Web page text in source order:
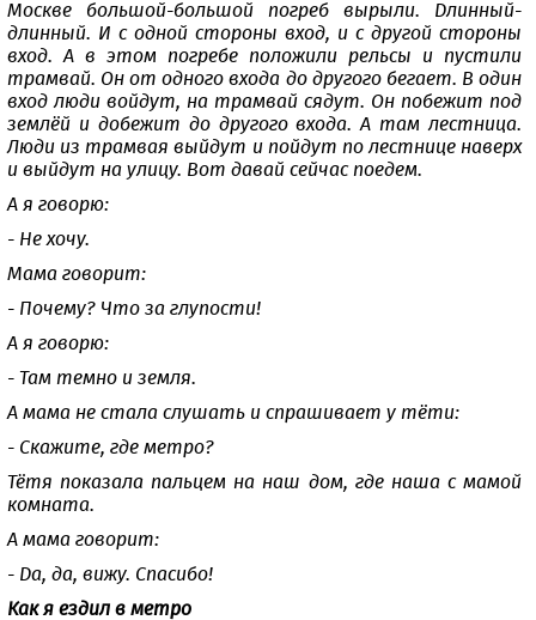
Москве большой-большой погреб вырыли. Длинный-
длинный. И с одной стороны вход, и с другой стороны
вход. А в этом погребе положили рельсы и пустили
трамвай. Он от одного входа до другого бегает. В один
вход люди войдут, на трамвай сядут. Он побежит под
землёй и добежит до другого входа. А там лестница.
Люди из трамвая выйдут и пойдут по лестнице наверх
и выйдут на улицу. Вот давай сейчас поедем.
А я говорю:
- Не хочу.
Мама говорит:
- Почему? Что за глупости!
А я говорю:
- Там темно и земля.
А мама не стала слушать и спрашивает у тёти:
- Скажите, где метро?
Тётя показала пальцем на наш дом, где наша с мамой
комната.
А мама говорит:
- Да, да, вижу. Спасибо!
Как я ездил в метро